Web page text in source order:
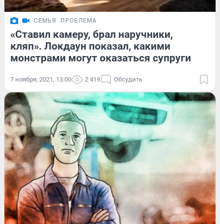
СЕМЬЯ ПРОБЛЕМА
«Ставил камеру, брал наручники,
кляп». Локдаун показал, какими
монстрами могут оказаться супруги
7 ноября, 2021, 13:00 2 419 Обсудить